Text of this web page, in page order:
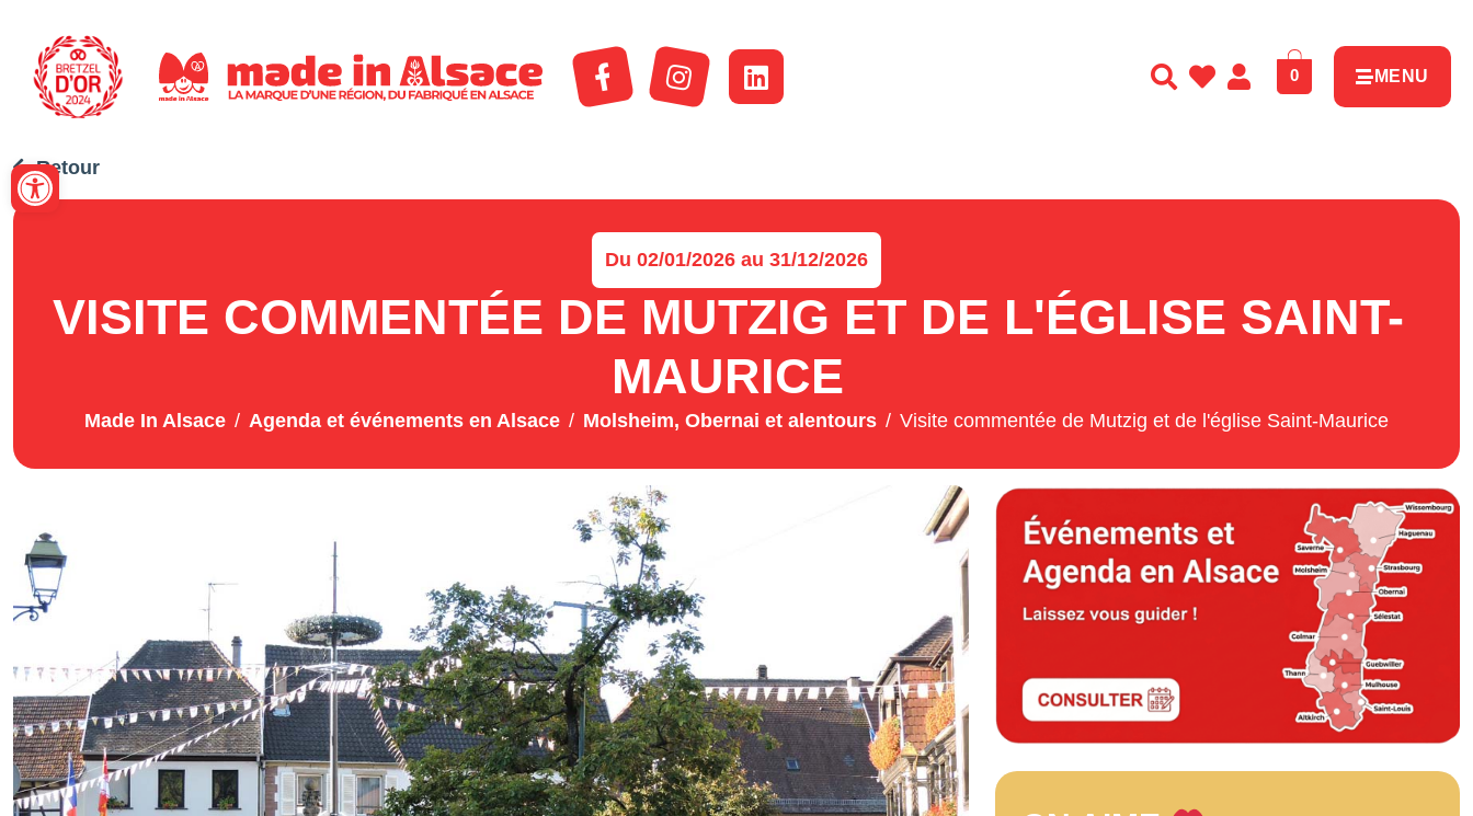
Ouvrir la barre d’outils
0 MENU
Retour
Du 02/01/2026 au 31/12/2026
VISITE COMMENTÉE DE MUTZIG ET DE L'ÉGLISE SAINT-
MAURICE
Made In Alsace Agenda et événements en Alsace Molsheim, Obernai et alentours Visite commentée de Mutzig et de l'église Saint-Maurice